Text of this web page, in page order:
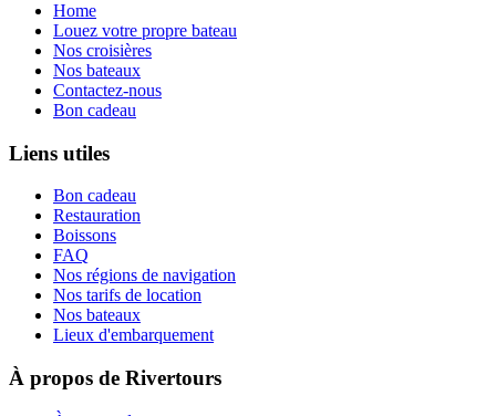
Home
Louez votre propre bateau
Nos croisières
Nos bateaux
Contactez-nous
Bon cadeau
Liens utiles
Bon cadeau
Restauration
Boissons
FAQ
Nos régions de navigation
Nos tarifs de location
Nos bateaux
Lieux d'embarquement
À propos de Rivertours